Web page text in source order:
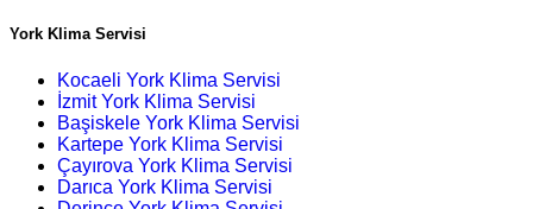
York Klima Servisi
Kocaeli York Klima Servisi
İzmit York Klima Servisi
Başiskele York Klima Servisi
Kartepe York Klima Servisi
Çayırova York Klima Servisi
Darıca York Klima Servisi